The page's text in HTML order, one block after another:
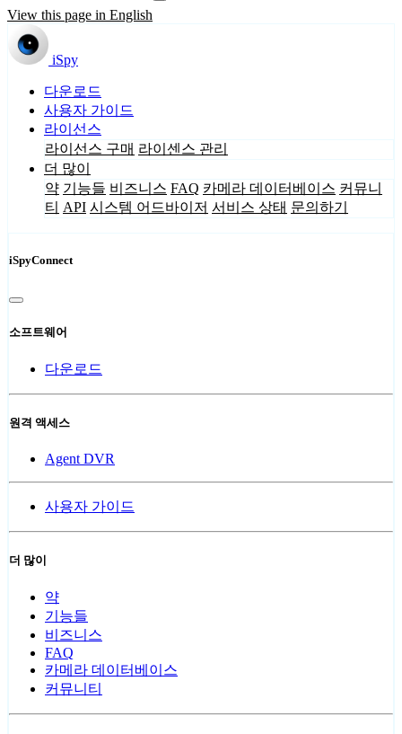
View this page in English
iSpy
다운로드
사용자 가이드
라이선스
라이선스 구매 라이센스 관리
더 많이
약 기능들 비즈니스 FAQ 카메라 데이터베이스 커뮤니
티 API 시스템 어드바이저 서비스 상태 문의하기
iSpyConnect
소프트웨어
다운로드
원격 액세스
Agent DVR
사용자 가이드
더 많이
약
기능들
비즈니스
FAQ
카메라 데이터베이스
커뮤니티